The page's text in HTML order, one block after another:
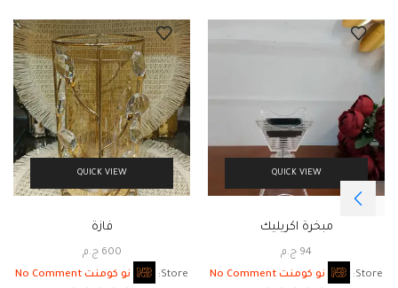
QUICK VIEW
مبخرة اكريليك
94 ج.م
Store:
نو كومنت No Comment
QUICK VIEW
فازة
600 ج.م
Store:
نو كومنت No Comment